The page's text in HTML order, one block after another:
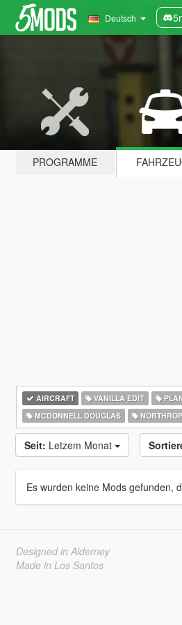
Deutsch
PROGRAMME
AIRCRAFT VANILLA EDIT
MCDONNELL DOUGLAS
Seit: Letzem Monat
Es wurden keine Mods gefunden,
Designed in Alderney
Made in Los Santos